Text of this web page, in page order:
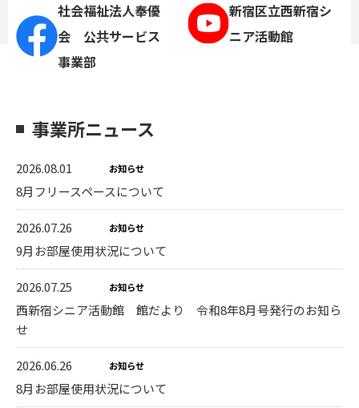
社会福祉法人奉優
会 公共サービス
事業部
新宿区立西新宿シ
ニア活動館
事業所ニュース
2026.08.01 お知らせ
8月フリースペースについて
2026.07.26 お知らせ
9月お部屋使用状況について
2026.07.25 お知らせ
西新宿シニア活動館 館だより 令和8年8月号発行のお知ら
せ
2026.06.26 お知らせ
8月お部屋使用状況について